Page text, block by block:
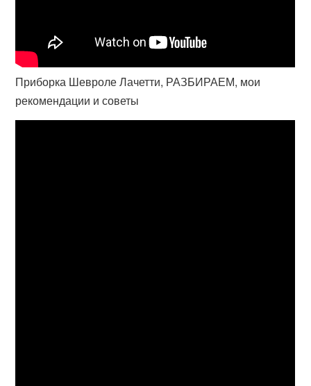
Приборка Шевроле Лачетти, РАЗБИРАЕМ, мои
рекомендации и советы